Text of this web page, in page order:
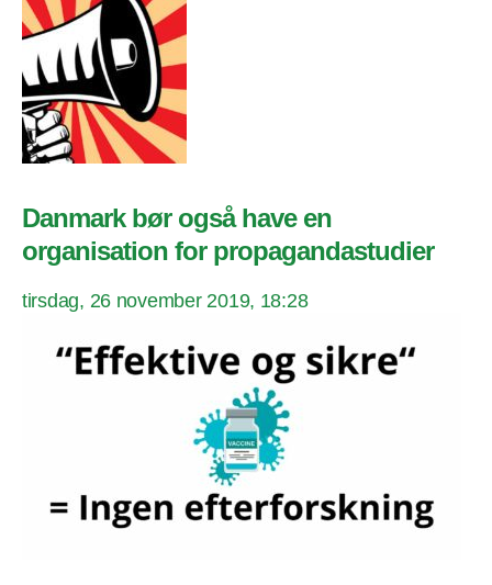
Danmark bør også have en
organisation for propagandastudier
tirsdag, 26 november 2019, 18:28